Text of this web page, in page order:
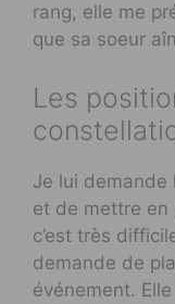
rang, elle me
que sa soeur
Les
Je lui demande
et de mettre en
c’est très
demande de
événement.